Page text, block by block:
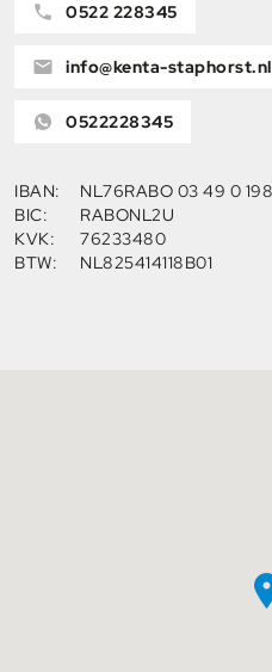
0522 228345
info@kenta-staphorst.nl
0522228345
IBAN:
NL76RABO 03 49 0 198
BIC:
RABONL2U
KVK:
76233480
BTW:
NL825414118B01